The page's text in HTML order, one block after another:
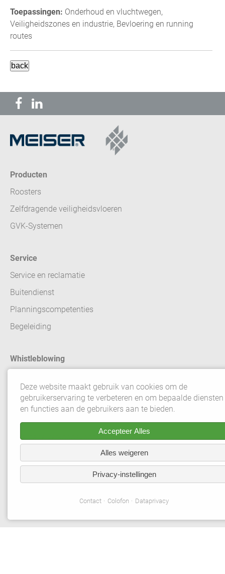
Toepassingen: Onderhoud en vluchtwegen,
Veiligheidszones en industrie, Bevloering en running
routes
Producten
Roosters
Zelfdragende veiligheidsvloeren
GVK-Systemen
Service
Service en reclamatie
Buitendienst
Planningscompetenties
Begeleiding
Whistleblowing
Contact
Colofon
Dataprivacy
Algemene verkoopsvoorwaarden
Deze website maakt gebruik van cookies om de
gebruikerservaring te verbeteren en om bepaalde diensten
en functies aan de gebruikers aan te bieden.
Accepteer Alles
Alles weigeren
Privacy-instellingen
Contact Colofon Dataprivacy